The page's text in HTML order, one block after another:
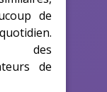
de
des
de